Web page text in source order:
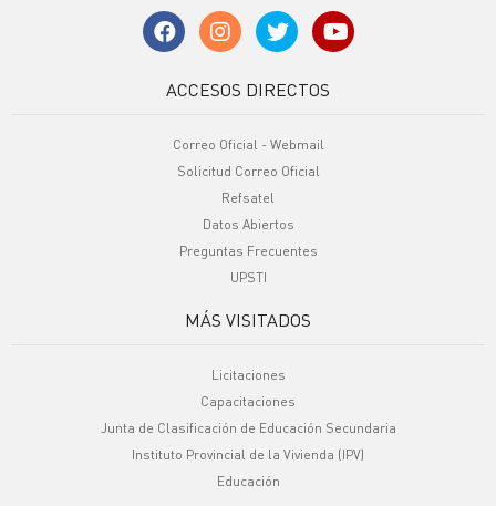
ACCESOS DIRECTOS
Correo Oficial - Webmail
Solicitud Correo Oficial
Refsatel
Datos Abiertos
Preguntas Frecuentes
UPSTI
MÁS VISITADOS
Licitaciones
Capacitaciones
Junta de Clasificación de Educación Secundaria
Instituto Provincial de la Vivienda (IPV)
Educación